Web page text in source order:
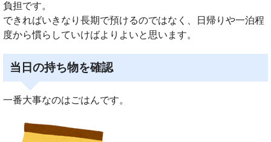
負担です。
できればいきなり長期で預けるのではなく、日帰りや一泊程
度から慣らしていけばよりよいと思います。
当日の持ち物を確認
一番大事なのはごはんです。